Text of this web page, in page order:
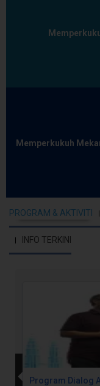
Memperkukuh
PROGRAM & AKTIVITI
INFO TERKINI
Program Dialog